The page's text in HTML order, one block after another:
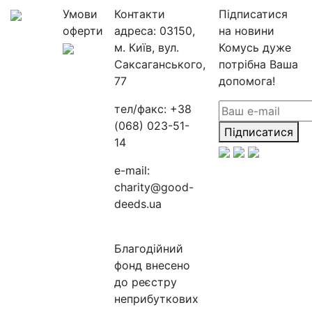
Умови
оферти
Контакти
адреса: 03150,
м. Київ, вул.
Саксаганського,
77
тел/факс: +38
(068) 023-51-
14
e-mail:
charity@good-
deeds.ua
Благодійний
фонд внесено
до реєстру
неприбуткових
Підписатися
на новини
Комусь дуже
потрібна Ваша
допомога!
Підписатися